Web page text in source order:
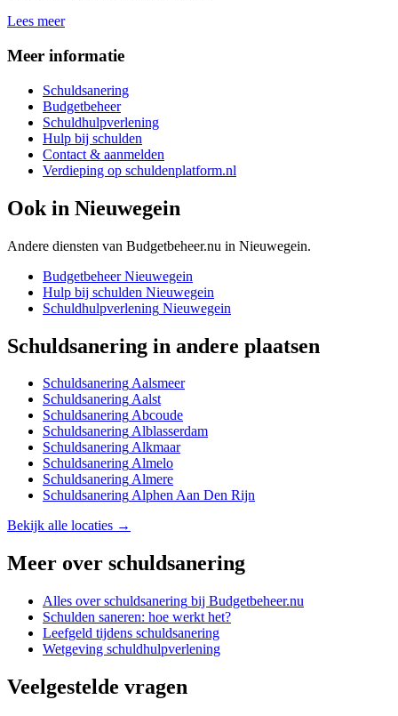
Lees meer
Meer informatie
Schuldsanering
Budgetbeheer
Schuldhulpverlening
Hulp bij schulden
Contact & aanmelden
Verdieping op schuldenplatform.nl
Ook in Nieuwegein
Andere diensten van Budgetbeheer.nu in Nieuwegein.
Budgetbeheer Nieuwegein
Hulp bij schulden Nieuwegein
Schuldhulpverlening Nieuwegein
Schuldsanering in andere plaatsen
SchuldsaneringAalsmeer
SchuldsaneringAalst
SchuldsaneringAbcoude
SchuldsaneringAlblasserdam
SchuldsaneringAlkmaar
SchuldsaneringAlmelo
SchuldsaneringAlmere
SchuldsaneringAlphen Aan Den Rijn
Bekijk alle locaties →
Meer over schuldsanering
Alles overschuldsanering bij Budgetbeheer.nu
Schulden saneren: hoe werkt het?
Leefgeld tijdens schuldsanering
Wetgeving schuldhulpverlening
Veelgestelde vragen